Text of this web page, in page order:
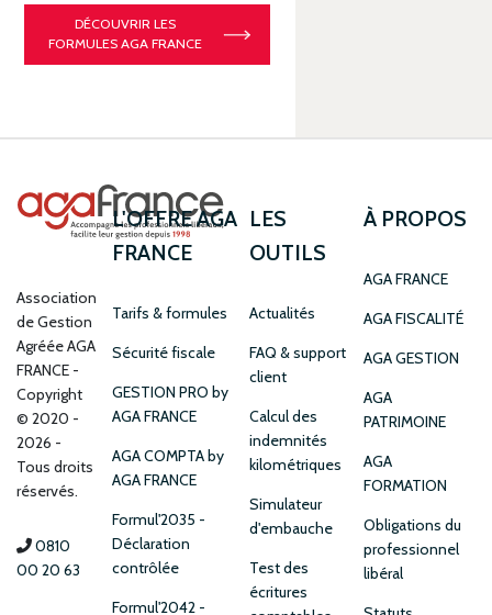
DÉCOUVRIR LES
FORMULES AGA FRANCE
Association
de Gestion
Agréée AGA
FRANCE
Copyright
© 2020 -
2026 -
Tous droits
réservés.
0810
00 20 63
L'OFFRE AGA
FRANCE
Tarifs & formules
Sécurité fiscale
GESTION PRO by
AGA FRANCE
AGA COMPTA by
AGA FRANCE
Formul'2035 -
Déclaration
contrôlée
Formul'2042 -
LES
OUTILS
Actualités
FAQ & support
client
Calcul des
indemnités
kilométriques
Simulateur
d'embauche
Test des
écritures
À PROPOS
AGA FRANCE
AGA FISCALITÉ
AGA GESTION
AGA
PATRIMOINE
AGA
FORMATION
Obligations du
professionnel
libéral